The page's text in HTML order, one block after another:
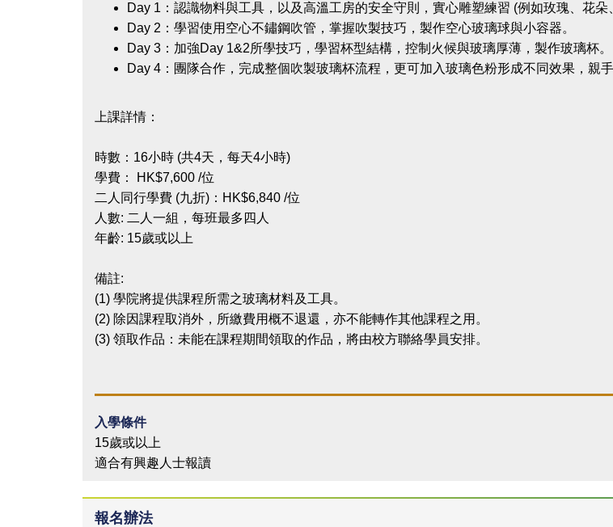
Day 1：認識物料與工具，以及高溫工房的安全守則，實心雕塑練習 (例如玫瑰、花
Day 2：學習使用空心不鏽鋼吹管，掌握吹製技巧，製作空心玻璃球與小容器。
Day 3：加強Day 1&2所學技巧，學習杯型結構，控制火候與玻璃厚薄，製作玻璃杯。
Day 4：團隊合作，完成整個吹製玻璃杯流程，更可加入玻璃色粉形成不同效果，親
上課詳情：
時數：16小時 (共4天，每天4小時)
學費： HK$7,600 /位
二人同行學費 (九折)：HK$6,840 /位
人數: 二人一組，每班最多四人
年齡: 15歲或以上
備註:
(1) 學院將提供課程所需之玻璃材料及工具。
(2) 除因課程取消外，所繳費用概不退還，亦不能轉作其他課程之用。
(3) 領取作品：未能在課程期間領取的作品，將由校方聯絡學員安排。
入學條件
15歲或以上
適合有興趣人士報讀
報名辦法